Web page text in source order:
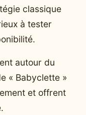
classique
à tester
autour du
« Babyclette »
et offrent